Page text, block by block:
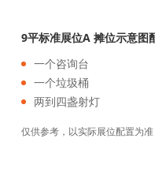
9平标准展位A 摊位示意图
一个咨询台
一个垃圾桶
两到四盏射灯
仅供参考，以实际展位配置为准